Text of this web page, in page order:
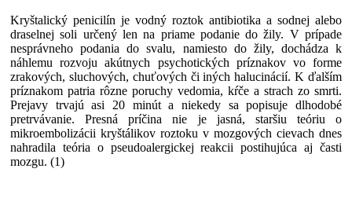
Kryštalický penicilín je vodný roztok antibiotika a sodnej alebo
draselnej soli určený len na priame podanie do žily. V prípade
nesprávneho podania do svalu, namiesto do žily, dochádza k
náhlemu rozvoju akútnych psychotických príznakov vo forme
zrakových, sluchových, chuťových či iných halucinácií. K ďalším
príznakom patria rôzne poruchy vedomia, kŕče a strach zo smrti.
Prejavy trvajú asi 20 minút a niekedy sa popisuje dlhodobé
pretrvávanie. Presná príčina nie je jasná, staršiu teóriu o
mikroembolizácii kryštálikov roztoku v mozgových cievach dnes
nahradila teória o pseudoalergickej reakcii postihujúca aj časti
mozgu. (1)